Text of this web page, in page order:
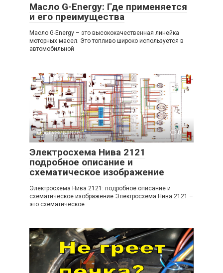
Масло G-Energy: Где применяется
и его преимущества
Масло G-Energy – это высококачественная линейка
моторных масел. Это топливо широко используется в
автомобильной
Обслуживание 0
Электросхема Нива 2121
подробное описание и
схематическое изображение
Электросхема Нива 2121: подробное описание и
схематическое изображение Электросхема Нива 2121 –
это схематическое